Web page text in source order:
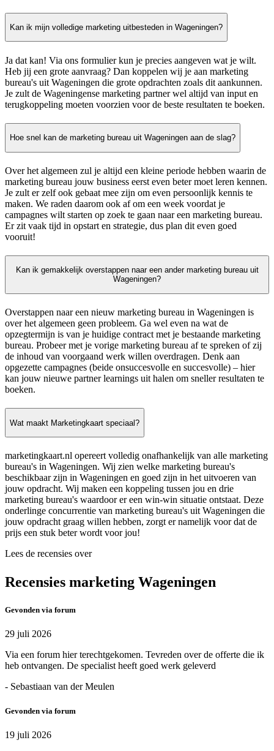
Kan ik mijn volledige marketing uitbesteden in Wageningen?
Ja dat kan! Via ons formulier kun je precies aangeven wat je wilt.
Heb jij een grote aanvraag? Dan koppelen wij je aan marketing
bureau's uit Wageningen die grote opdrachten zoals dit aankunnen.
Je zult de Wageningense marketing partner wel altijd van input en
terugkoppeling moeten voorzien voor de beste resultaten te boeken.
Hoe snel kan de marketing bureau uit Wageningen aan de slag?
Over het algemeen zul je altijd een kleine periode hebben waarin de
marketing bureau jouw business eerst even beter moet leren kennen.
Je zult er zelf ook gebaat mee zijn om even persoonlijk kennis te
maken. We raden daarom ook af om een week voordat je
campagnes wilt starten op zoek te gaan naar een marketing bureau.
Er zit vaak tijd in opstart en strategie, dus plan dit even goed
vooruit!
Kan ik gemakkelijk overstappen naar een ander marketing bureau uit
Wageningen?
Overstappen naar een nieuw marketing bureau in Wageningen is
over het algemeen geen probleem. Ga wel even na wat de
opzegtermijn is van je huidige contract met je bestaande marketing
bureau. Probeer met je vorige marketing bureau af te spreken of zij
de inhoud van voorgaand werk willen overdragen. Denk aan
opgezette campagnes (beide onsuccesvolle en succesvolle) – hier
kan jouw nieuwe partner learnings uit halen om sneller resultaten te
boeken.
Wat maakt Marketingkaart speciaal?
marketingkaart.nl opereert volledig onafhankelijk van alle marketing
bureau's in Wageningen. Wij zien welke marketing bureau's
beschikbaar zijn in Wageningen en goed zijn in het uitvoeren van
jouw opdracht. Wij maken een koppeling tussen jou en drie
marketing bureau's waardoor er een win-win situatie ontstaat. Deze
onderlinge concurrentie van marketing bureau's uit Wageningen die
jouw opdracht graag willen hebben, zorgt er namelijk voor dat de
prijs een stuk beter wordt voor jou!
Lees de recensies over
Recensies marketing Wageningen
Gevonden via forum
29 juli 2026
Via een forum hier terechtgekomen. Tevreden over de offerte die ik
heb ontvangen. De specialist heeft goed werk geleverd
- Sebastiaan van der Meulen
Gevonden via forum
19 juli 2026